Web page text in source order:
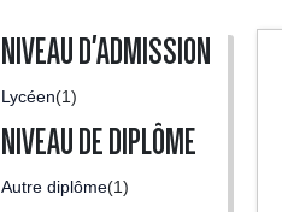
NIVEAU D'ADMISSION
Lycéen(1)
NIVEAU DE DIPLÔME
Autre diplôme(1)